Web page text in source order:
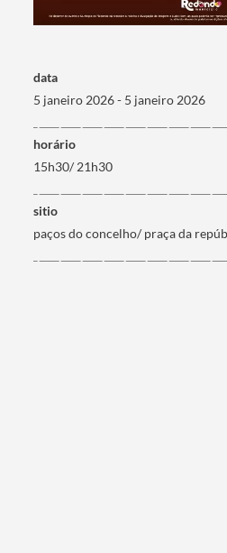
Termo de Pesquisa
Categorias gerais
data
5 janeiro 2026 - 5 janeiro 2026
horário
15h30/ 21h30
sitio
paços do concelho/ praça da